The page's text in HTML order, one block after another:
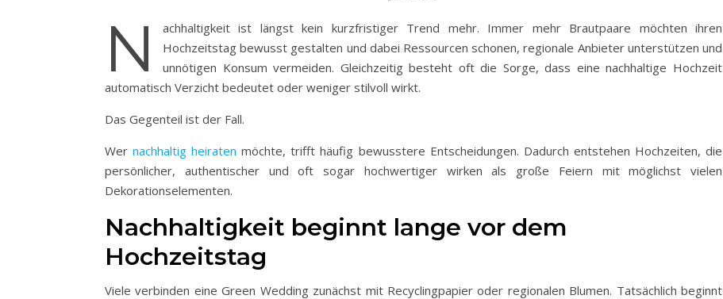
N
achhaltigkeit ist längst kein kurzfristiger Trend mehr. Immer mehr Brautpaare möchten ihren
Hochzeitstag bewusst gestalten und dabei Ressourcen schonen, regionale Anbieter unterstützen und
unnötigen Konsum vermeiden. Gleichzeitig besteht oft die Sorge, dass eine nachhaltige Hochzeit
automatisch Verzicht bedeutet oder weniger stilvoll wirkt.
Das Gegenteil ist der Fall.
Wernachhaltig heiraten möchte, trifft häufig bewusstere Entscheidungen. Dadurch entstehen Hochzeiten, die
persönlicher, authentischer und oft sogar hochwertiger wirken als große Feiern mit möglichst vielen
Dekorationselementen.
Nachhaltigkeit beginnt lange vor dem
Hochzeitstag
Viele verbinden eine Green Wedding zunächst mit Recyclingpapier oder regionalen Blumen. Tatsächlich beginnt